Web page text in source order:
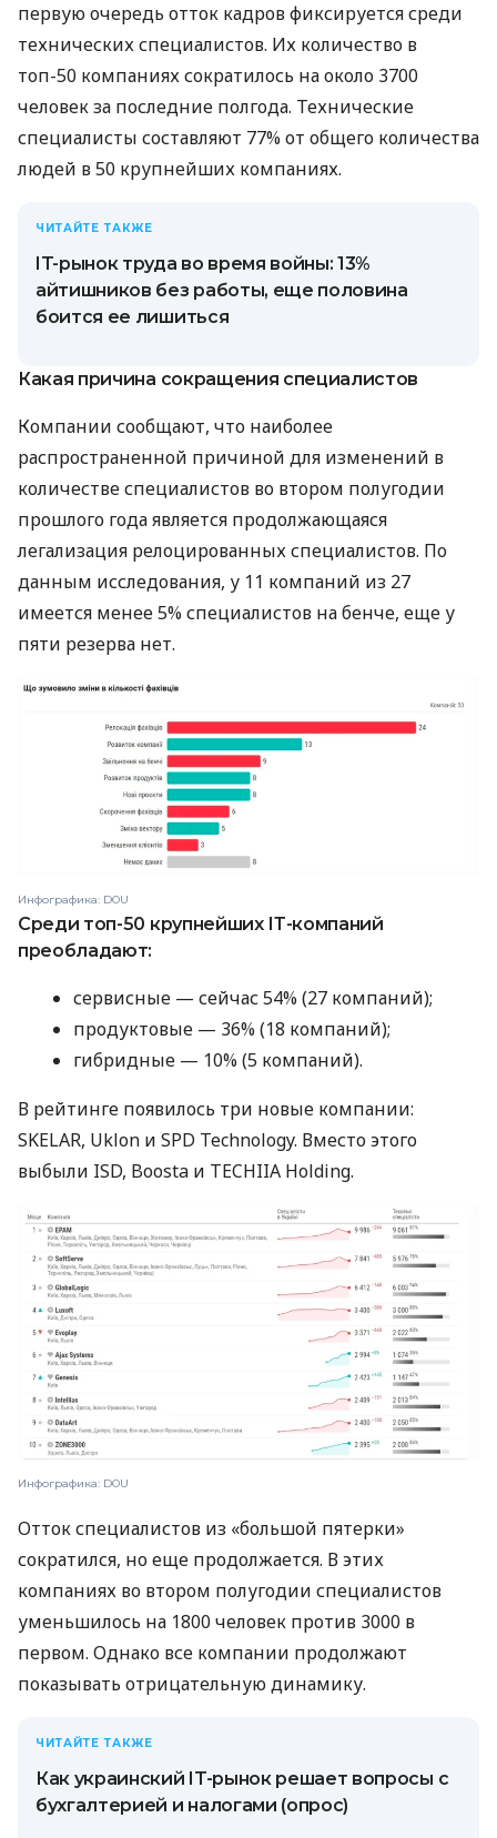
первую очередь отток кадров фиксируется среди
технических специалистов. Их количество в
топ-50 компаниях сократилось на около 3700
человек за последние полгода. Технические
специалисты составляют 77% от общего количества
людей в 50 крупнейших компаниях.
ЧИТАЙТЕ ТАКЖЕ
IT-рынок труда во время войны: 13%
айтишников без работы, еще половина
боится ее лишиться
Какая причина сокращения специалистов
Компании сообщают, что наиболее
распространенной причиной для изменений в
количестве специалистов во втором полугодии
прошлого года является продолжающаяся
легализация релоцированных специалистов. По
данным исследования, у 11 компаний из 27
имеется менее 5% специалистов на бенче, еще у
пяти резерва нет.
Инфографика: DOU
Среди топ-50 крупнейших ІТ-компаний
преобладают:
сервисные — сейчас 54% (27 компаний);
продуктовые — 36% (18 компаний);
гибридные — 10% (5 компаний).
В рейтинге появилось три новые компании:
SKELAR, Uklon и SPD Technology. Вместо этого
выбыли ISD, Boosta и TECHIIA Holding.
Инфографика: DOU
Отток специалистов из «большой пятерки»
сократился, но еще продолжается. В этих
компаниях во втором полугодии специалистов
уменьшилось на 1800 человек против 3000 в
первом. Однако все компании продолжают
показывать отрицательную динамику.
ЧИТАЙТЕ ТАКЖЕ
Как украинский IT-рынок решает вопросы с
бухгалтерией и налогами (опрос)